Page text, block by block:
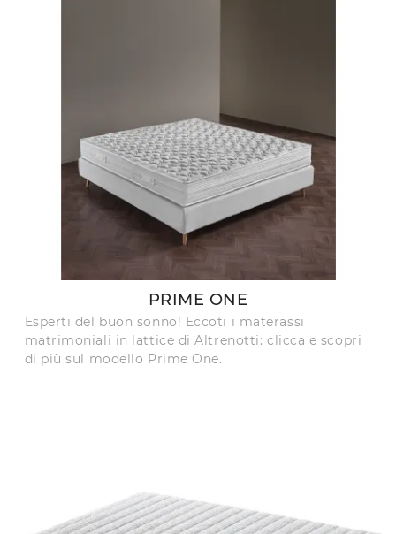
PRIME ONE
Esperti del buon sonno! Eccoti i materassi
matrimoniali in lattice di Altrenotti: clicca e scopri
di più sul modello Prime One.